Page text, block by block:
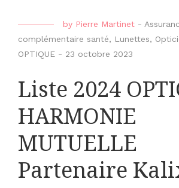
by Pierre Martinet -
complémentaire santé, Lunettes,
OPTIQUE - 23 octobre 2023
Liste 2024
HARMONIE
MUTUELLE
Partenaire